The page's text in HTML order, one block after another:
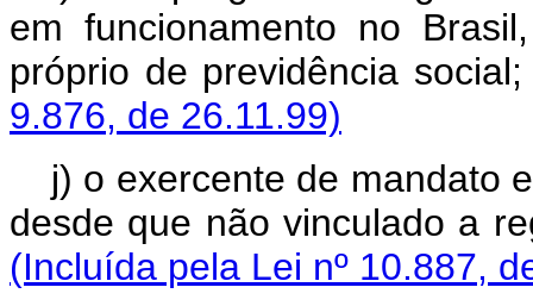
em funcionamento no
próprio de
9.876, de 26.11.99)
j) o exercente de mandato
desde que não vinculado a
(Incluída pela Lei nº 10.887,